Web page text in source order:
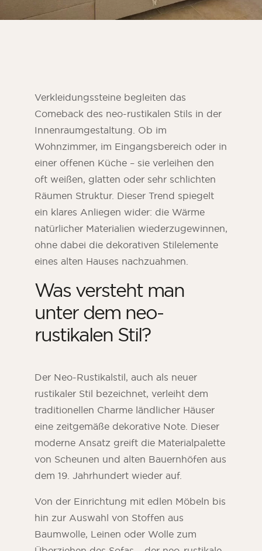
Verkleidungssteine begleiten das
Comeback des neo-rustikalen Stils in der
Innenraumgestaltung. Ob im
Wohnzimmer, im Eingangsbereich oder in
einer offenen Küche – sie verleihen den
oft weißen, glatten oder sehr schlichten
Räumen Struktur. Dieser Trend spiegelt
ein klares Anliegen wider: die Wärme
natürlicher Materialien wiederzugewinnen,
ohne dabei die dekorativen Stilelemente
eines alten Hauses nachzuahmen.
Was versteht man
unter dem neo-
rustikalen Stil?
Der Neo-Rustikalstil, auch als neuer
rustikaler Stil bezeichnet, verleiht dem
traditionellen Charme ländlicher Häuser
eine zeitgemäße dekorative Note. Dieser
moderne Ansatz greift die Materialpalette
von Scheunen und alten Bauernhöfen aus
dem 19. Jahrhundert wieder auf.
Von der Einrichtung mit edlen Möbeln bis
hin zur Auswahl von Stoffen aus
Baumwolle, Leinen oder Wolle zum